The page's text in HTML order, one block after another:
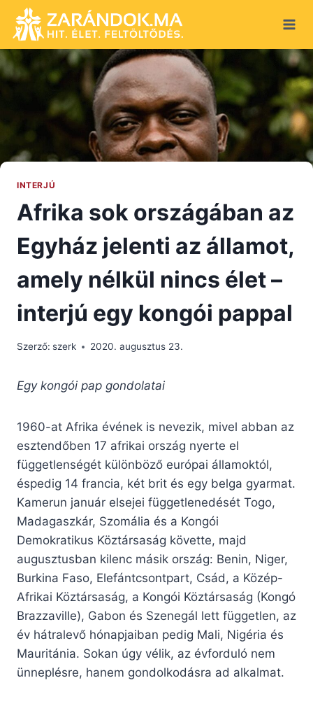
content
INTERJÚ
Afrika sok országában az
Egyház jelenti az államot,
amely nélkül nincs élet –
interjú egy kongói pappal
Szerző: szerk 2020. augusztus 23.
Egy kongói pap gondolatai
1960-at Afrika évének is nevezik, mivel abban az
esztendőben 17 afrikai ország nyerte el
függetlenségét különböző európai államoktól,
éspedig 14 francia, két brit és egy belga gyarmat.
Kamerun január elsejei függetlenedését Togo,
Madagaszkár, Szomália és a Kongói
Demokratikus Köztársaság követte, majd
augusztusban kilenc másik ország: Benin, Niger,
Burkina Faso, Elefántcsontpart, Csád, a Közép-
Afrikai Köztársaság, a Kongói Köztársaság (Kongó
Brazzaville), Gabon és Szenegál lett független, az
év hátralevő hónapjaiban pedig Mali, Nigéria és
Mauritánia. Sokan úgy vélik, az évforduló nem
ünneplésre, hanem gondolkodásra ad alkalmat.